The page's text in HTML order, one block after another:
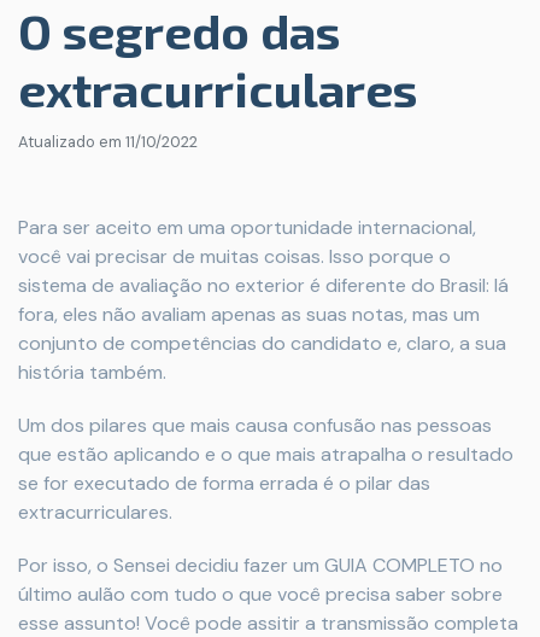
O segredo das
extracurriculares
Atualizado em 11/10/2022
Para ser aceito em uma oportunidade internacional,
você vai precisar de muitas coisas. Isso porque o
sistema de avaliação no exterior é diferente do Brasil: lá
fora, eles não avaliam apenas as suas notas, mas um
conjunto de competências do candidato e, claro, a sua
história também.
Um dos pilares que mais causa confusão nas pessoas
que estão aplicando e o que mais atrapalha o resultado
se for executado de forma errada é o pilar das
extracurriculares.
Por isso, o Sensei decidiu fazer um GUIA COMPLETO no
último aulão com tudo o que você precisa saber sobre
esse assunto! Você pode assitir a transmissão completa